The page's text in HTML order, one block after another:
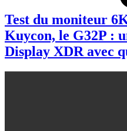
Test du moniteur
Kuycon, le G32P :
Display XDR avec